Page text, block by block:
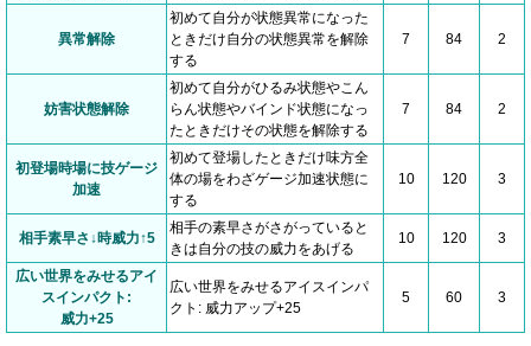
異常解除
初めて自分が状態異常になった
ときだけ自分の状態異常を解除
する
7 84 2
妨害状態解除
初めて自分がひるみ状態やこん
らん状態やバインド状態になっ
たときだけその状態を解除する
7 84 2
初登場時場に技ゲージ
加速
初めて登場したときだけ味方全
体の場をわざゲージ加速状態に
する
10 120 3
相手素早さ↓時威力↑5
相手の素早さがさがっていると
きは自分の技の威力をあげる
10 120 3
広い世界をみせるアイ
スインパクト:
威力+25
広い世界をみせるアイスインパ
クト: 威力アップ+25
5 60 3